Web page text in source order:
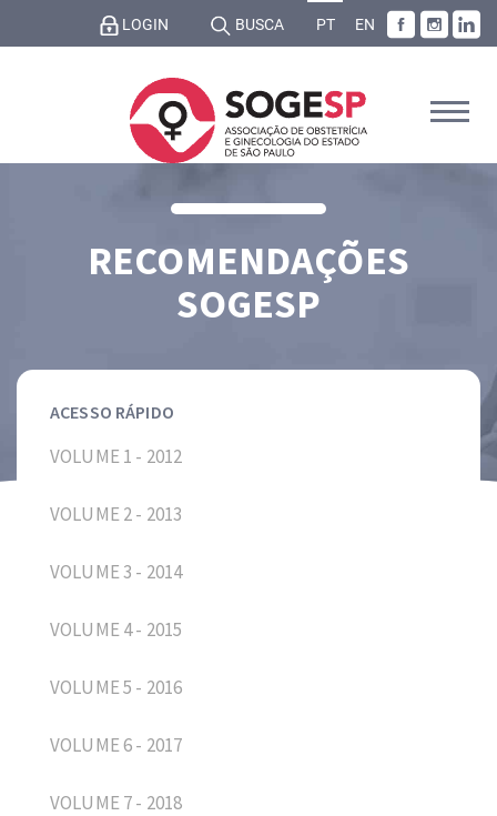
LOGIN BUSCA PT EN
RECOMENDAÇÕES
SOGESP
ACESSO RÁPIDO
VOLUME 1 - 2012
VOLUME 2 - 2013
VOLUME 3 - 2014
VOLUME 4 - 2015
VOLUME 5 - 2016
VOLUME 6 - 2017
VOLUME 7 - 2018